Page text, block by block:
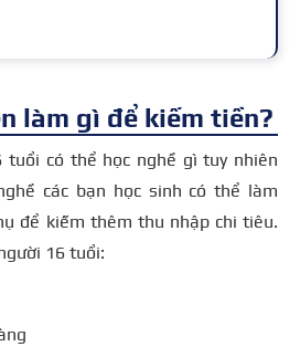
làm gì để kiếm tiền?
tuổi có thể học nghề gì tuy nhiên
các bạn học sinh có thể làm
để kiếm thêm thu nhập chi tiêu.
16 tuổi: